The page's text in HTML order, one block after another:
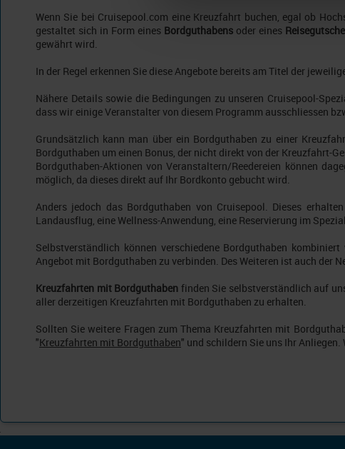
Wenn Sie bei Cruisepool.com eine Kreuzfahrt buchen, egal ob
gestaltet sich in Form eines Bordguthabensoder eines
gewährt wird.
In der Regel erkennen Sie diese Angebote bereits am Titel der
Nähere Details sowie die Bedingungen zu unseren Cruisepool-
dass wir einige Veranstalter von diesem Programm ausschliessen
Grundsätzlich kann man über ein Bordguthaben zu einer
Bordguthaben um einen Bonus, der nicht direkt von der Kreuzfahrt-
Bordguthaben-Aktionen von Veranstaltern/Reedereien können
möglich, da dieses direkt auf Ihr Bordkonto gebucht wird.
Anders jedoch das Bordguthaben von Cruisepool. Dieses
Landausflug, eine Wellness-Anwendung, eine Reservierung im
Selbstverständlich können verschiedene Bordguthaben
Angebot mit Bordguthaben zu verbinden. Des Weiteren ist auch der
Kreuzfahrten mit Bordguthaben finden Sie selbstverständlich auf
aller derzeitigen Kreuzfahrten mit Bordguthaben zu erhalten.
Sollten Sie weitere Fragen zum Thema Kreuzfahrten mit
"Kreuzfahrten mit Bordguthaben" und schildern Sie uns Ihr